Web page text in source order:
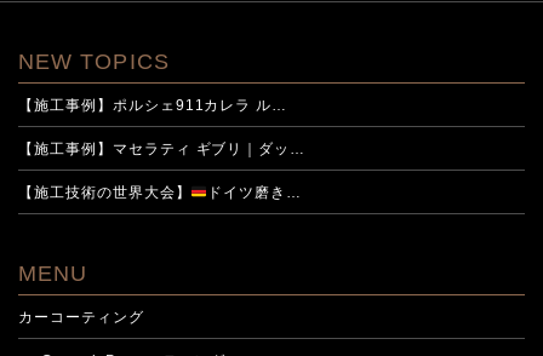
NEW TOPICS
【施工事例】ポルシェ911カレラ ル…
【施工事例】マセラティ ギブリ｜ダッ…
【施工技術の世界大会】 ドイツ磨き…
MENU
カーコーティング